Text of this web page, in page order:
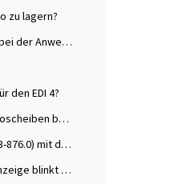
zu lagern?
Gibt es generelle Punkte, die bei der Anwendung des EDI 4 beachtet werden sollten?
den EDI 4?
Besteht eine Gefahr, dass Autoscheiben beschädigt werden?
Ist der OC 3 Kfz-Adapter (2.643-876.0) mit dem EDI 4 kompatibel?
EDI 4 Störung: Ladezustandsanzeige blinkt schnell